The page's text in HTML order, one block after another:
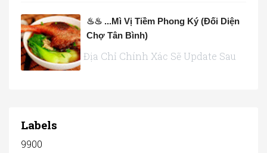
♨♨ ...Mì Vị Tiềm Phong Ký (đối Diện
Chợ Tân Bình)
Địa Chỉ Chính Xác Sẽ Update Sau
Labels
9900